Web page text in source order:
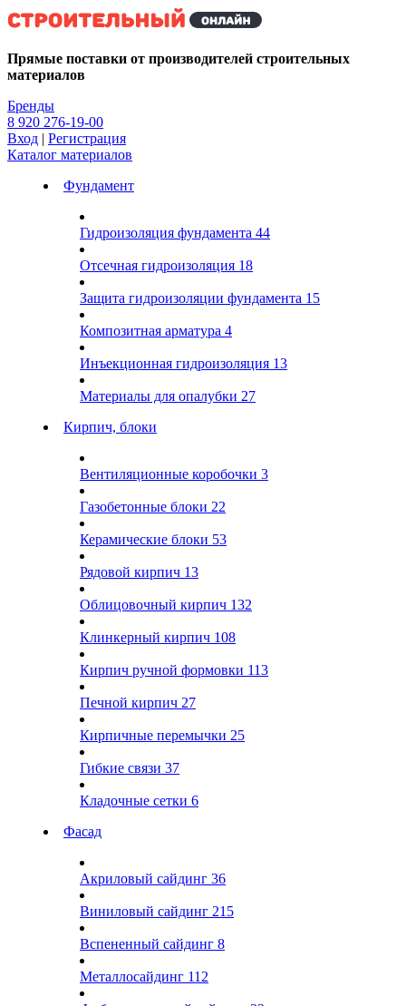
Kg
Прямые поставки от производителей строительных
материалов
Бренды
8 920 276-19-00
Вход | Регистрация
Каталог материалов
Фундамент
Гидроизоляция фундамента 44
Отсечная гидроизоляция 18
Защита гидроизоляции фундамента 15
Композитная арматура 4
Инъекционная гидроизоляция 13
Материалы для опалубки 27
Кирпич, блоки
Вентиляционные коробочки 3
Газобетонные блоки 22
Керамические блоки 53
Рядовой кирпич 13
Облицовочный кирпич 132
Клинкерный кирпич 108
Кирпич ручной формовки 113
Печной кирпич 27
Кирпичные перемычки 25
Гибкие связи 37
Кладочные сетки 6
Фасад
Акриловый сайдинг 36
Виниловый сайдинг 215
Вспененный сайдинг 8
Металлосайдинг 112